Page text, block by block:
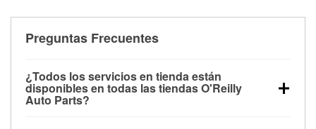
Preguntas Frecuentes
¿Todos los servicios en tienda están
disponibles en todas las tiendas O'Reilly
Auto Parts?